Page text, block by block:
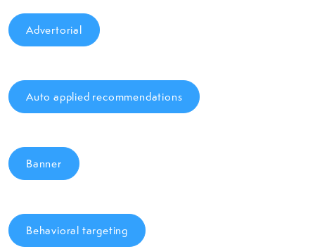
Advertorial
Auto applied recommendations
Banner
Behavioral targeting